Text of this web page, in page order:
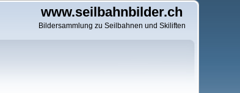
www.seilbahnbilder.ch
Bildersammlung zu Seilbahnen und Skiliften